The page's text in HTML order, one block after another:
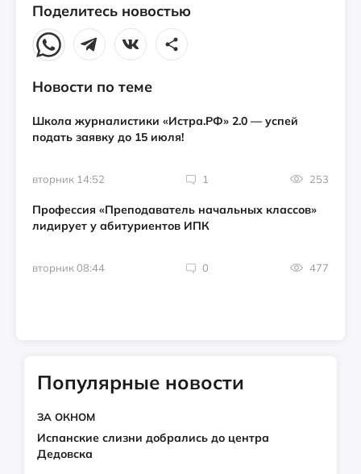
Поделитесь новостью
Новости по теме
Школа журналистики «Истра.РФ» 2.0 — успей
подать заявку до 15 июля!
вторник 14:52 1 253
Профессия «Преподаватель начальных классов»
лидирует у абитуриентов ИПК
вторник 08:44 0 477
Популярные новости
ЗА ОКНОМ
Испанские слизни добрались до центра
Дедовска